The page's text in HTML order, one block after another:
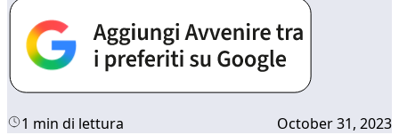
1 min di lettura October 31, 2023